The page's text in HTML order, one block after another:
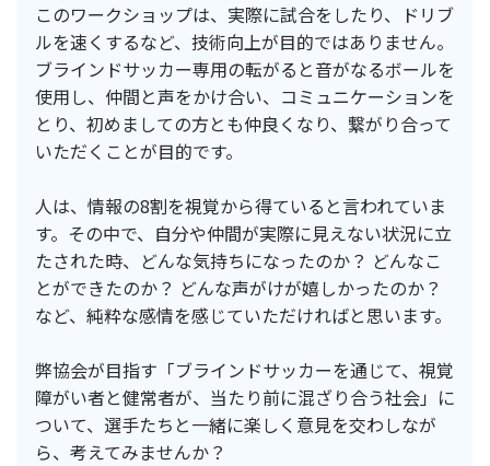
このワークショップは、実際に試合をしたり、ドリブ
ルを速くするなど、技術向上が目的ではありません。
ブラインドサッカー専用の転がると音がなるボールを
使用し、仲間と声をかけ合い、コミュニケーションを
とり、初めましての方とも仲良くなり、繋がり合って
いただくことが目的です。
人は、情報の8割を視覚から得ていると言われていま
す。その中で、自分や仲間が実際に見えない状況に立
たされた時、どんな気持ちになったのか？ どんなこ
とができたのか？ どんな声がけが嬉しかったのか？
など、純粋な感情を感じていただければと思います。
弊協会が目指す「ブラインドサッカーを通じて、視覚
障がい者と健常者が、当たり前に混ざり合う社会」に
ついて、選手たちと一緒に楽しく意見を交わしなが
ら、考えてみませんか？